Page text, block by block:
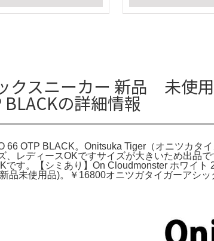
クスニーカー 新品 未使
BLACKの詳細情報
OTP BLACK。Onitsuka Tiger（オニツカタ
レディースOKですサイズが大きいため出品
です。【シミあり】On Cloudmonster ホワイ
未使用品)。￥16800オニツガタイガーアシッ